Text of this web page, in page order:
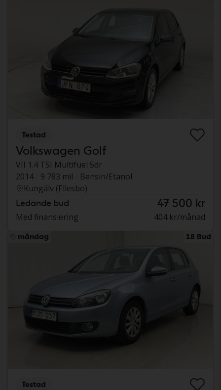
Testad
Volkswagen Golf
VII 1.4 TSI Multifuel 5dr
2014
9 783 mil
Bensin/Etanol
Kungälv (Ellesbo)
Ledande bud 47 500 kr
Med finansiering 404 kr/månad
måndag 18 Bud
Testad